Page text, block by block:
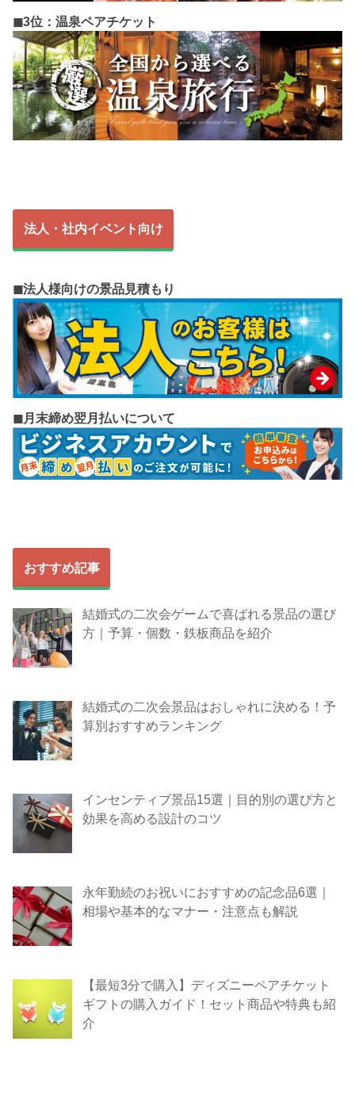
◼︎3位：温泉ペアチケット
法人・社内イベント向け
◼︎法人様向けの景品見積もり
◼︎月末締め翌月払いについて
おすすめ記事
結婚式の二次会ゲームで喜ばれる景品の選び
方｜予算・個数・鉄板商品を紹介
結婚式の二次会景品はおしゃれに決める！予
算別おすすめランキング
インセンティブ景品15選｜目的別の選び方と
効果を高める設計のコツ
永年勤続のお祝いにおすすめの記念品6選｜
相場や基本的なマナー・注意点も解説
【最短3分で購入】ディズニーペアチケット
ギフトの購入ガイド！セット商品や特典も紹
介